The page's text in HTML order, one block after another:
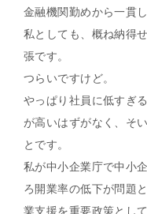
金融機関勤めから一貫
私としても、概ね納得
張です。
つらいですけど。
やっぱり社員に低すぎ
が高いはずがなく、そ
とです。
私が中小企業庁で中小
ろ開業率の低下が問題
業支援を重要政策とし